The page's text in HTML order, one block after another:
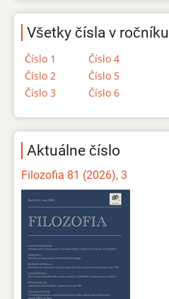
Všetky čísla v ročníku
Číslo 1
Číslo 2
Číslo 3
Číslo 4
Číslo 5
Číslo 6
Aktuálne číslo
Filozofia 81 (2026), 3